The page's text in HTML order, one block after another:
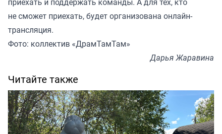
приехать и поддержать команды. А для тех, кто
не сможет приехать, будет организована онлайн-
трансляция.
Фото: коллектив «ДрамТамТам»
Дарья Жаравина
Читайте также